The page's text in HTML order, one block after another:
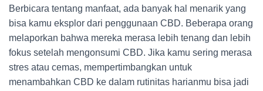
Berbicara tentang manfaat, ada banyak hal menarik yang
bisa kamu eksplor dari penggunaan CBD. Beberapa orang
melaporkan bahwa mereka merasa lebih tenang dan lebih
fokus setelah mengonsumi CBD. Jika kamu sering merasa
stres atau cemas, mempertimbangkan untuk
menambahkan CBD ke dalam rutinitas harianmu bisa jadi